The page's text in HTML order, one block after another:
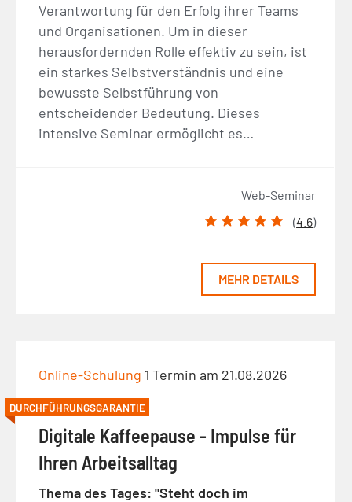
Verantwortung für den Erfolg ihrer Teams
und Organisationen. Um in dieser
herausfordernden Rolle effektiv zu sein, ist
ein starkes Selbstverständnis und eine
bewusste Selbstführung von
entscheidender Bedeutung. Dieses
intensive Seminar ermöglicht es…
Web-Seminar
(4.6)
MEHR DETAILS
Online-Schulung 1 Termin am 21.08.2026
DURCHFÜHRUNGSGARANTIE
Digitale Kaffeepause - Impulse für
Ihren Arbeitsalltag
Thema des Tages: "Steht doch im